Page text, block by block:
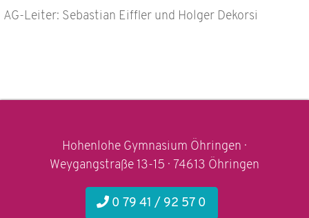
AG-Leiter: Sebastian Eiffler und Holger Dekorsi
Hohenlohe Gymnasium Öhringen ·
Weygangstraße 13-15 · 74613 Öhringen
0 79 41 / 92 57 0